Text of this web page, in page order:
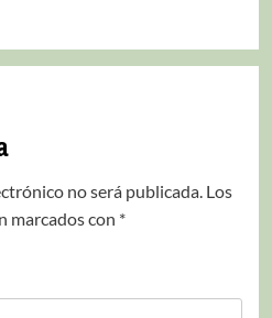
no será publicada. Los
marcados con *